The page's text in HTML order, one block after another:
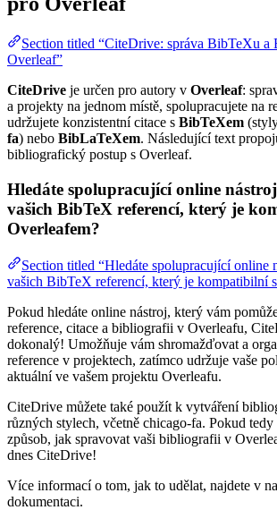
Section titled “CiteDrive: správa BibTeXu
Overleaf”
CiteDrive je určen pro autory v Overleaf:
a projekty na jednom místě, spolupracujete na
udržujete konzistentní citace s BibTeXem
fa) nebo BibLaTeXem. Následující text
bibliografický postup s Overleaf.
Hledáte spolupracující online
vašich BibTeX referencí, který je
Overleafem?
Section titled “Hledáte spolupracující online
vašich BibTeX referencí, který je kompatibilní
Pokud hledáte online nástroj, který vám
reference, citace a bibliografii v Overleafu,
dokonalý! Umožňuje vám shromažďovat a
reference v projektech, zatímco udržuje vaše
aktuální ve vašem projektu Overleafu.
CiteDrive můžete také použít k vytváření
různých stylech, včetně chicago-fa. Pokud tedy
způsob, jak spravovat vaši bibliografii v
dnes CiteDrive!
Více informací o tom, jak to udělat, najdete v
dokumentaci.